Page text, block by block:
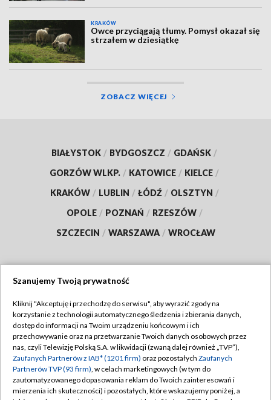
KRAKÓW
Owce przyciągają tłumy. Pomysł okazał się
strzałem w dziesiątkę
ZOBACZ WIĘCEJ
BIAŁYSTOK / BYDGOSZCZ / GDAŃSK /
GORZÓW WLKP. / KATOWICE / KIELCE /
KRAKÓW / LUBLIN / ŁÓDŹ / OLSZTYN /
OPOLE / POZNAŃ / RZESZÓW /
SZCZECIN / WARSZAWA / WROCŁAW
TVP
Abonament TVP
Emisja w TVP
Centrum informacji TVP
Naziemna Telewizja Cyfrowa
Regulamin TVP
Polityka prywatności
Moje zgody
Szanujemy Twoją prywatność
Kliknij "Akceptuję i przechodzę do serwisu", aby wyrazić zgody na
korzystanie z technologii automatycznego śledzenia i zbierania danych,
dostęp do informacji na Twoim urządzeniu końcowym i ich
przechowywanie oraz na przetwarzanie Twoich danych osobowych przez
nas, czyli Telewizję Polską S.A. w likwidacji (zwaną dalej również „TVP”),
Zaufanych Partnerów z IAB* (1201 firm) oraz pozostałych Zaufanych
Partnerów TVP (93 firm), w celach marketingowych (w tym do
zautomatyzowanego dopasowania reklam do Twoich zainteresowań i
mierzenia ich skuteczności) i pozostałych, które wskazujemy poniżej, a